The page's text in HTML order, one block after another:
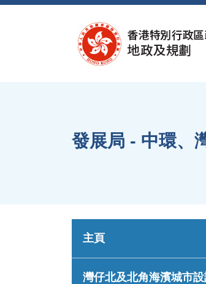
發展局 - 中環、
主頁
灣仔北及北角海濱城市